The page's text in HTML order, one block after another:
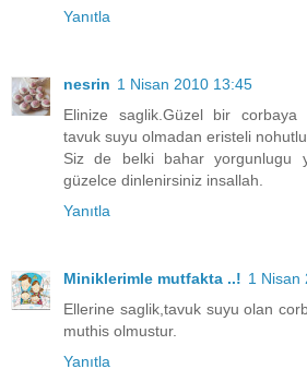
Yanıtla
nesrin 1 Nisan 2010 13:45
Elinize saglik.Güzel bir corbaya
tavuk suyu olmadan eristeli nohutlu
Siz de belki bahar yorgunlugu
güzelce dinlenirsiniz insallah.
Yanıtla
Miniklerimle mutfakta ..! 1 Nisan
Ellerine saglik,tavuk suyu olan
muthis olmustur.
Yanıtla